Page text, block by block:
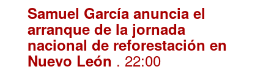
Samuel García anuncia el
arranque de la jornada
nacional de reforestación en
Nuevo León . 22:00